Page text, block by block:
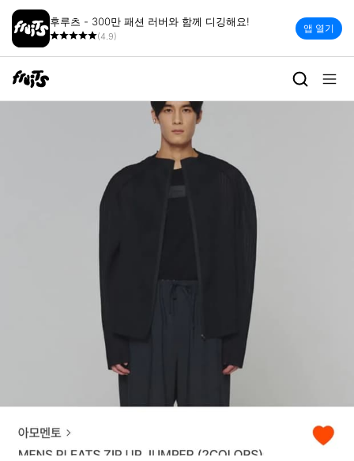
후루츠 - 300만 패션 러버와 함께 디깅해요!
(4.9)
앱 열기